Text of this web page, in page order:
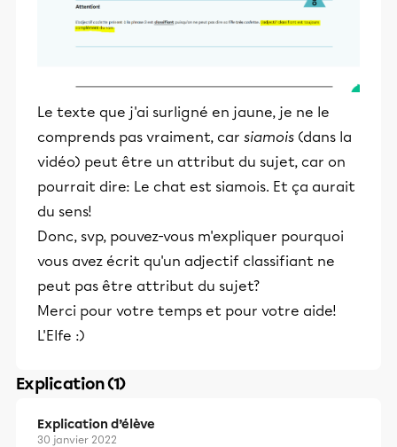
Le texte que j'ai surligné en jaune, je ne le
comprends pas vraiment, car siamois (dans la
vidéo) peut être un attribut du sujet, car on
pourrait dire: Le chat est siamois. Et ça aurait
du sens!
Donc, svp, pouvez-vous m'expliquer pourquoi
vous avez écrit qu'un adjectif classifiant ne
peut pas être attribut du sujet?
Merci pour votre temps et pour votre aide!
L'Elfe :)
Explication (1)
Explication d’élève
30 janvier 2022